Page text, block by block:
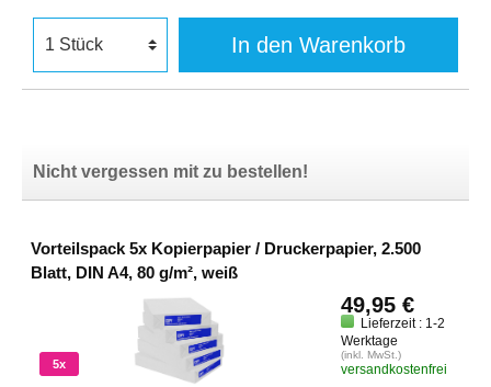
In den Warenkorb
Nicht vergessen mit zu bestellen!
Vorteilspack 5x Kopierpapier / Druckerpapier, 2.500
Blatt, DIN A4, 80 g/m², weiß
5x
49,95 €
Lieferzeit : 1-2
Werktage
(inkl. MwSt.)
versandkostenfrei